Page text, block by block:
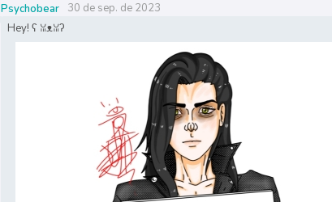
Psychobear 30 de sep. de 2023
Hey! ʕ⁠ ⁠ꈍ⁠ᴥ⁠ꈍ⁠ʔ